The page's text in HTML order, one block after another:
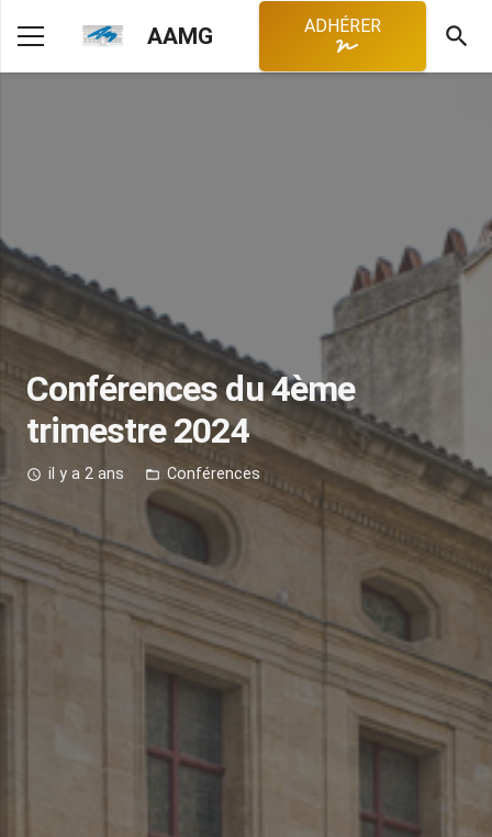
AAMG ADHÉRER search
Conférences du 4ème
trimestre 2024
access_time il y a 2 ans folder_open Conférences